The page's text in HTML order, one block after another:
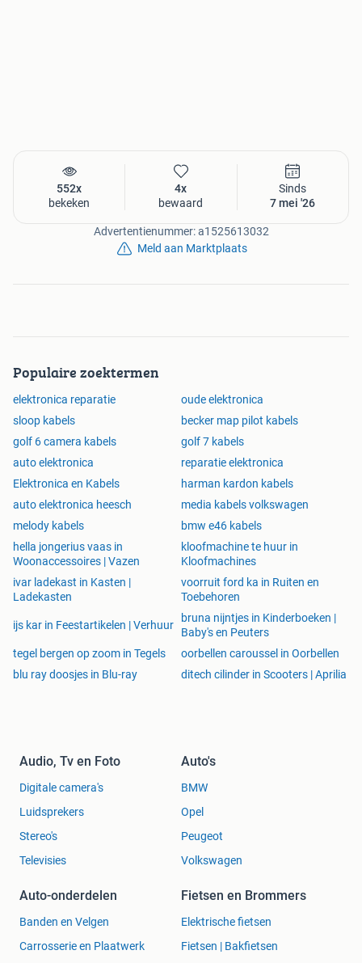
552x
bekeken
4x
bewaard
Sinds
7 mei '26
Advertentienummer: a1525613032
Meld aan Marktplaats
Populaire zoektermen
elektronica reparatie
oude elektronica
sloop kabels
becker map pilot kabels
golf 6 camera kabels
golf 7 kabels
auto elektronica
reparatie elektronica
Elektronica en Kabels
harman kardon kabels
auto elektronica heesch
media kabels volkswagen
melody kabels
bmw e46 kabels
hella jongerius vaas in
Woonaccessoires | Vazen
kloofmachine te huur in
Kloofmachines
ivar ladekast in Kasten |
Ladekasten
voorruit ford ka in Ruiten en
Toebehoren
ijs kar in Feestartikelen | Verhuur
bruna nijntjes in Kinderboeken |
Baby's en Peuters
tegel bergen op zoom in Tegels
oorbellen caroussel in Oorbellen
blu ray doosjes in Blu-ray
ditech cilinder in Scooters | Aprilia
Audio, Tv en Foto
Digitale camera's
Luidsprekers
Stereo's
Televisies
Auto's
BMW
Opel
Peugeot
Volkswagen
Auto-onderdelen
Banden en Velgen
Carrosserie en Plaatwerk
Fietsen en Brommers
Elektrische fietsen
Fietsen | Bakfietsen